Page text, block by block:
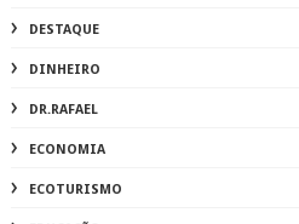
DESTAQUE
DINHEIRO
DR.RAFAEL
ECONOMIA
ECOTURISMO